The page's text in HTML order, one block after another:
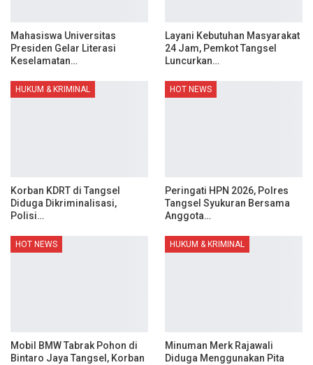
Mahasiswa Universitas
Presiden Gelar Literasi
Keselamatan…
Layani Kebutuhan Masyarakat
24 Jam, Pemkot Tangsel
Luncurkan…
HUKUM & KRIMINAL
Korban KDRT di Tangsel
Diduga Dikriminalisasi,
Polisi…
HOT NEWS
Peringati HPN 2026, Polres
Tangsel Syukuran Bersama
Anggota…
HOT NEWS
Mobil BMW Tabrak Pohon di
Bintaro Jaya Tangsel, Korban
HUKUM & KRIMINAL
Minuman Merk Rajawali
Diduga Menggunakan Pita